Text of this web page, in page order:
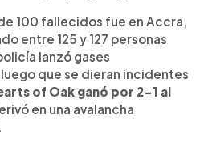
100 fallecidos fue en Accra,
entre 125 y 127 personas
lanzó gases
que se dieran incidentes
of Oak ganó por 2-1 al
en una avalancha